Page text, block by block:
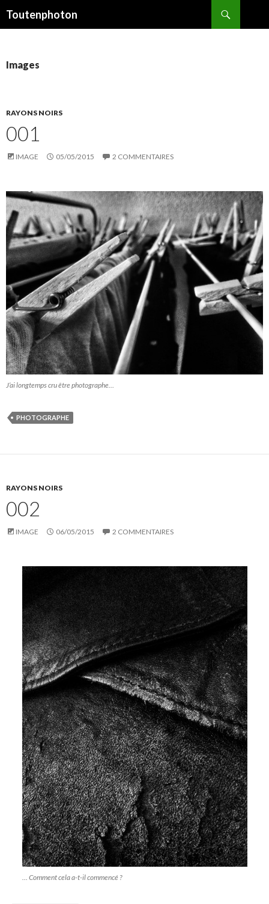
Toutenphoton
Images
RAYONS NOIRS
001
IMAGE 05/05/2015 2 COMMENTAIRES
J’ai longtemps cru être photographe…
PHOTOGRAPHE
RAYONS NOIRS
002
IMAGE 06/05/2015 2 COMMENTAIRES
… Comment cela a-t-il commencé ?